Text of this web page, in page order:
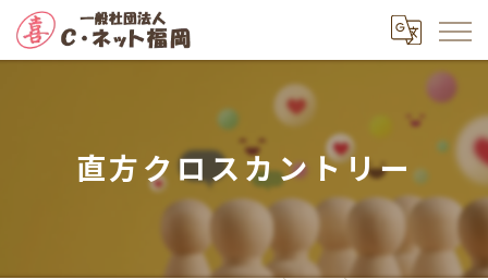
直方クロスカントリー